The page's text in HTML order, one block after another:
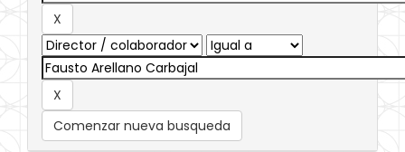
Comenzar nueva busqueda